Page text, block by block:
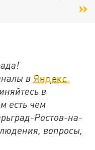
в Яндекс.
в
есть чем
Ростов-на-
вопросы,